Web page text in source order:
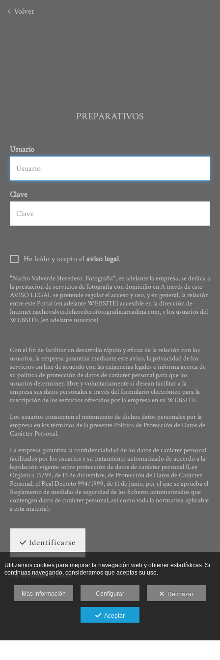
Volver
PREPARATIVOS
Usuario
Clave
He leído y acepto elaviso legal.
"Nacho Valverde Heredero. Fotografía", en adelante la empresa, se dedica a
la prestación de servicios de fotografía con domicilio en A través de este
AVISO LEGAL se pretende regular el acceso y uso, y en general, la relación
entre este Portal (en adelante WEBSITE) accesible en la dirección de
Internet nachovalverdeherederofotografia.arcadina.com, y los usuarios del
WEBSITE (en adelante usuarios).
Con el fin de facilitar un desarrollo rápido y eficaz de la relación con los
usuarios, la empresa garantiza mediante este aviso, la privacidad de los
servicios on line de acuerdo con las exigencias legales e informa acerca de
su política de protección de datos de carácter personal para que los
usuarios determinen libre y voluntariamente si desean facilitar a la
empresa sus datos personales a través del formulario electrónico para la
suscripción de los servicios ofrecidos por la empresa en su WEBSITE.
Los usuarios consienten el tratamiento de dichos datos personales por la
empresa en los términos de la presente Política de Protección de Datos de
Carácter Personal.
La empresa garantiza la confidencialidad de los datos de carácter personal
facilitados por los usuarios y su tratamiento automatizado de acuerdo a la
legislación vigente sobre protección de datos de carácter personal (Ley
Orgánica 15/99, de 13 de diciembre, de Protección de Datos de Carácter
Personal, el Real Decreto 994/1999, de 11 de junio, por el que se aprueba el
Reglamento de medidas de seguridad de los ficheros automatizados que
contengan datos de carácter personal, así como toda la normativa aplicable
a esta materia).
Identificarse
He olvidado la clave
Utilizamos cookies para mejorar la navegación web y obtener estadísticas. Si
continuas navegando, consideramos que aceptas su uso.
Más información Configurar Rechazar
Aceptar